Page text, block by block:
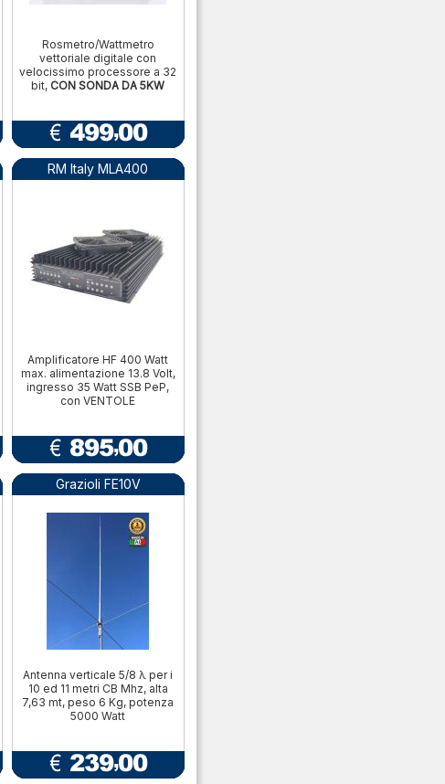
Rosmetro/Wattmetro
vettoriale digitale con
velocissimo processore a 32
bit, CON SONDA DA 5KW
RM Italy MLA400
Amplificatore HF 400 Watt
max. alimentazione 13.8 Volt,
ingresso 35 Watt SSB PeP,
con VENTOLE
Grazioli FE10V
Antenna verticale 5/8 λ per i
10 ed 11 metri CB Mhz, alta
7,63 mt, peso 6 Kg, potenza
5000 Watt